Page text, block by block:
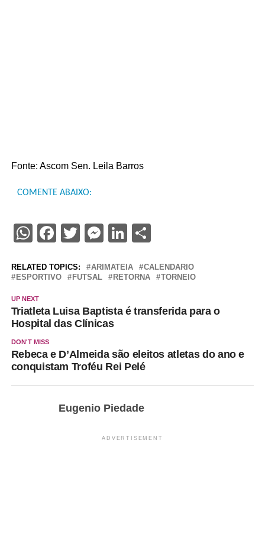
Fonte: Ascom Sen. Leila Barros
COMENTE ABAIXO:
WhatsApp
Facebook
Twitter
Messenger
LinkedIn
Share
RELATED TOPICS: ARIMATEIA
CALENDARIO
ESPORTIVO
FUTSAL RETORNA TORNEIO
UP NEXT
Triatleta Luisa Baptista é transferida para o
Hospital das Clínicas
DON'T MISS
Rebeca e D’Almeida são eleitos atletas do ano e
conquistam Troféu Rei Pelé
Eugenio Piedade
ADVERTISEMENT